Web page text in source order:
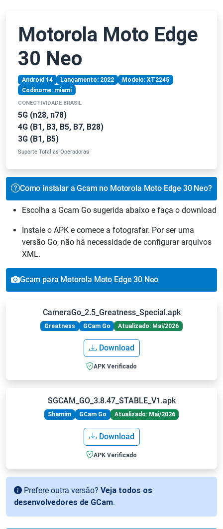
Motorola Moto Edge
30 Neo
Android 14 Lançamento: 2022
Modelo: XT2245
Codinome: miami
CONECTIVIDADE BRASIL
5G (n28, n78)
4G (B1, B3, B5, B7, B28)
3G (B1, B5)
Suporte Total às Operadoras
Como instalar a Gcam no Motorola Moto Edge 30 Neo?
Escolha a Gcam Go sugerida abaixo e faça o download
Instale o APK e comece a fotografar. Por ser uma
versão Go, não há necessidade de configurar arquivos
XML.
Gcam para Motorola Moto Edge 30 Neo
CameraGo_2.5_Greatness_Special.apk
Greatness GCam Go Atualizado: Mai/2026
Download
APK Verificado
SGCAM_GO_3.8.47_STABLE_V1.apk
Shamim GCam Go Atualizado: Mai/2026
Download
APK Verificado
Prefere outra versão? Veja todos os
desenvolvedores de GCam.